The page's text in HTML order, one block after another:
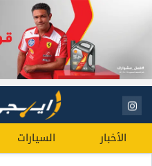
الأخبار السيارات